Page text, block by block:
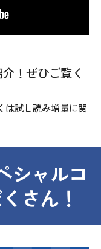
！ぜひご覧く
試し読み増量に関
シャルコ
さん！